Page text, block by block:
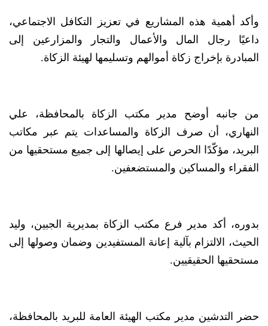
وأكد أهمية هذه المشاريع في تعزيز التكافل الاجتماعي،
داعيًا رجال المال والأعمال والتجار والمزارعين إلى
المبادرة بإخراج زكاة أموالهم وتسليمها لهيئة الزكاة.
من جانبه أوضح مدير مكتب الزكاة بالمحافظة، علي
النهاري، أن صرف الزكاة والمساعدات يتم عبر مكاتب
البريد، مؤكّدًا الحرص على إيصالها إلى جميع مستحقيها من
الفقراء والمساكين والمستضعفين.
بدوره، أكد مدير فرع مكتب الزكاة بمديرية الجبين، وليد
الحيث، الالتزام بآلية إعانة المستفيدين وضمان وصولها إلى
مستحقيها الحقيقيين.
حضر التدشين مدير مكتب الهيئة العامة للبريد بالمحافظة،